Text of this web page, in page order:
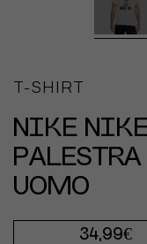
T-SHIRT
NIKE
UOMO
34,99€